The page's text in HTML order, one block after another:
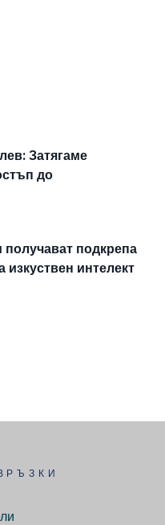
Затягаме
до
подкрепа
интелект